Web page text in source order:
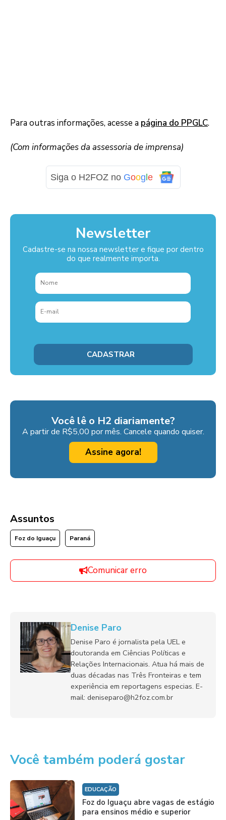
Para outras informações, acesse a página do PPGLC.
(Com informações da assessoria de imprensa)
Siga o H2FOZ no Goog e
Newsletter
Cadastre-se na nossa newsletter e fique por dentro
do que realmente importa.
Você lê o H2 diariamente?
A partir de R$5,00 por mês. Cancele quando quiser.
Assine agora!
Assuntos
Foz do Iguaçu Paraná
Comunicar erro
Denise Paro
Denise Paro é jornalista pela UEL e
doutoranda em Ciências Políticas e
Relações Internacionais. Atua há mais de
duas décadas nas Três Fronteiras e tem
experiência em reportagens especias. E-
mail: deniseparo@h2foz.com.br
Você também poderá gostar
EDUCAÇÃO
Foz do Iguaçu abre vagas de estágio
para ensinos médio e superior